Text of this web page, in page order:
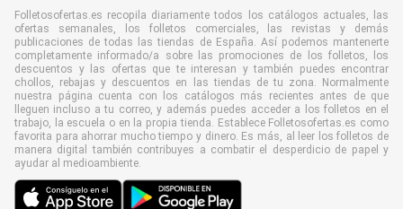
Folletosofertas.es recopila diariamente todos los catálogos actuales, las
ofertas semanales, los folletos comerciales, las revistas y demás
publicaciones de todas las tiendas de España. Así podemos mantenerte
completamente informado/a sobre las promociones de los folletos, los
descuentos y las ofertas que te interesan y también puedes encontrar
chollos, rebajas y descuentos en las tiendas de tu zona. Normalmente
nuestra página cuenta con los catálogos más recientes antes de que
lleguen incluso a tu correo, y además puedes acceder a los folletos en el
trabajo, la escuela o en la propia tienda. Establece Folletosofertas.es como
favorita para ahorrar mucho tiempo y dinero. Es más, al leer los folletos de
manera digital también contribuyes a combatir el desperdicio de papel y
ayudar al medioambiente.